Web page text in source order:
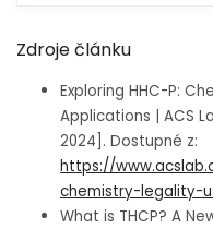
Zdroje článku
Exploring HHC-P:
Applications | ACS
2024]. Dostupné z:
https://
chemistry-legality-
What is THCP? A